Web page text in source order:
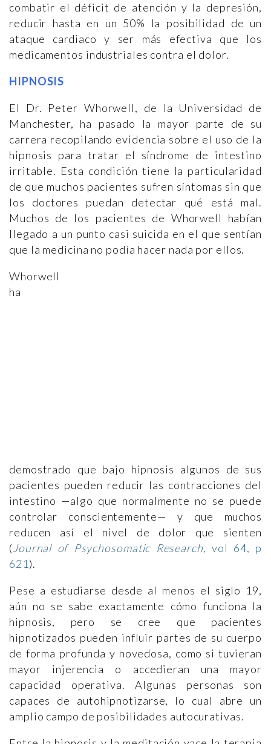
combatir el déficit de atención y la depresión,
reducir hasta en un 50% la posibilidad de un
ataque cardiaco y ser más efectiva que los
medicamentos industriales contra el dolor.
HIPNOSIS
El Dr. Peter Whorwell, de la Universidad de
Manchester, ha pasado la mayor parte de su
carrera recopilando evidencia sobre el uso de la
hipnosis para tratar el síndrome de intestino
irritable. Esta condición tiene la particularidad
de que muchos pacientes sufren síntomas sin que
los doctores puedan detectar qué está mal.
Muchos de los pacientes de Whorwell habían
llegado a un punto casi suicida en el que sentían
que la medicina no podía hacer nada por ellos.
Whorwell
ha
demostrado que bajo hipnosis algunos de sus
pacientes pueden reducir las contracciones del
intestino —algo que normalmente no se puede
controlar conscientemente— y que muchos
reducen así el nivel de dolor que sienten
( Journal of Psychosomatic Research, vol 64, p
621 ).
Pese a estudiarse desde al menos el siglo 19,
aún no se sabe exactamente cómo funciona la
hipnosis, pero se cree que pacientes
hipnotizados pueden influir partes de su cuerpo
de forma profunda y novedosa, como si tuvieran
mayor injerencia o accedieran una mayor
capacidad operativa. Algunas personas son
capaces de autohipnotizarse, lo cual abre un
amplio campo de posibilidades autocurativas.